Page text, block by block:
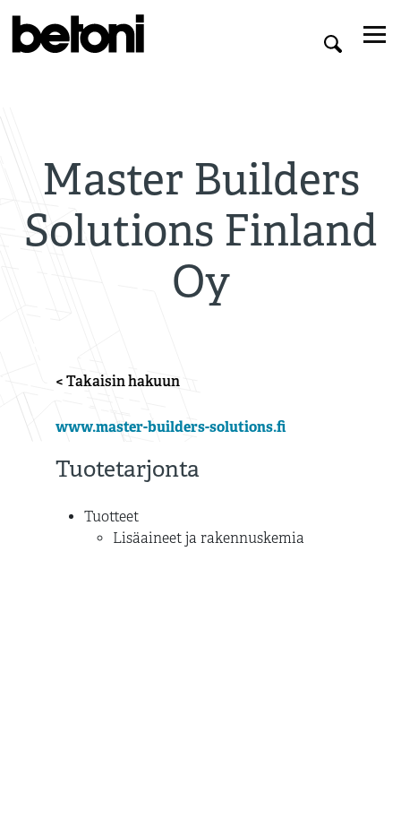
Master Builders
Solutions Finland
Oy
< Takaisin hakuun
www.master-builders-solutions.fi
Tuotetarjonta
Tuotteet
Lisäaineet ja rakennuskemia